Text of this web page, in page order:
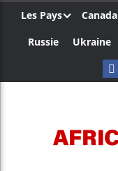
Les Pays Canada
Russie
Ukraine